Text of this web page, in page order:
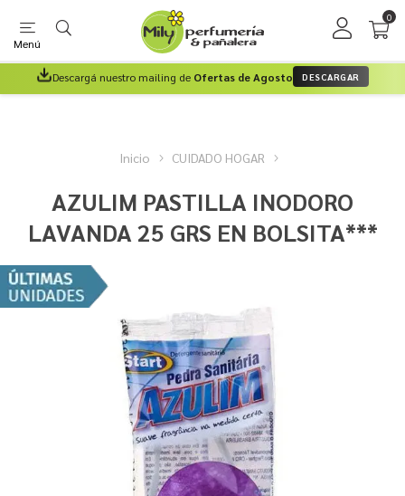
Menú
0
Descargá nuestro mailing de Ofertas de Agosto DESCARGAR
Inicio CUIDADO HOGAR
AZULIM PASTILLA INODORO
LAVANDA 25 GRS EN BOLSITA***